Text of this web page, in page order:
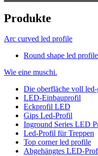
Produkte
Arc curved led profile
Round shape led profile
Wie eine muschi.
Die oberfläche voll led-
LED-Einbauprofil
Eckprofil LED
Gips Led-Profil
Inground Series LED
Led-Profil für Treppen
Top corner led profile
Abgehängtes LED-